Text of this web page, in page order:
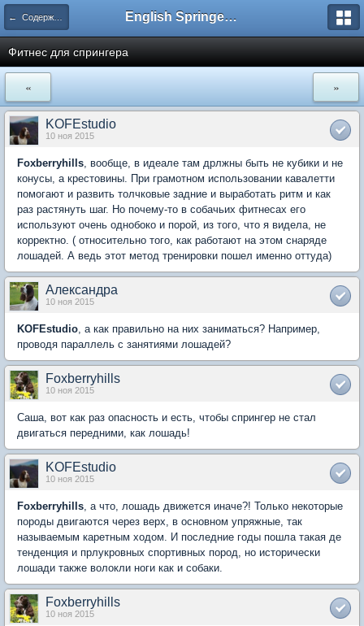
← Содержание и Уход за спрингер и филд спаниелями English Springer Spaniel Club
Фитнес для спрингера
« »
KOFEstudio
10 ноя 2015
Foxberryhills, вообще, в идеале там дрлжны быть не кубики и не
конусы, а крестовины. При грамотном использовании кавалетти
помогают и развить толчковые задние и выработать ритм и как
раз растянуть шаг. Но почему-то в собачьих фитнесах его
используют очень однобоко и порой, из того, что я видела, не
корректно. ( относительно того, как работают на этом снаряде
лошадей. А ведь этот метод тренировки пошел именно оттуда)
Александра
10 ноя 2015
KOFEstudio, а как правильно на них заниматься? Например,
проводя параллель с занятиями лошадей?
Foxberryhills
10 ноя 2015
Саша, вот как раз опасность и есть, чтобы спрингер не стал
двигаться передними, как лошадь!
KOFEstudio
10 ноя 2015
Foxberryhills, а что, лошадь движется иначе?! Только некоторые
породы двигаются через верх, в основном упряжные, так
называемым каретным ходом. И последние годы пошла такая де
тенденция и прлукровных спортивных пород, но исторически
лошади также волокли ноги как и собаки.
Foxberryhills
10 ноя 2015